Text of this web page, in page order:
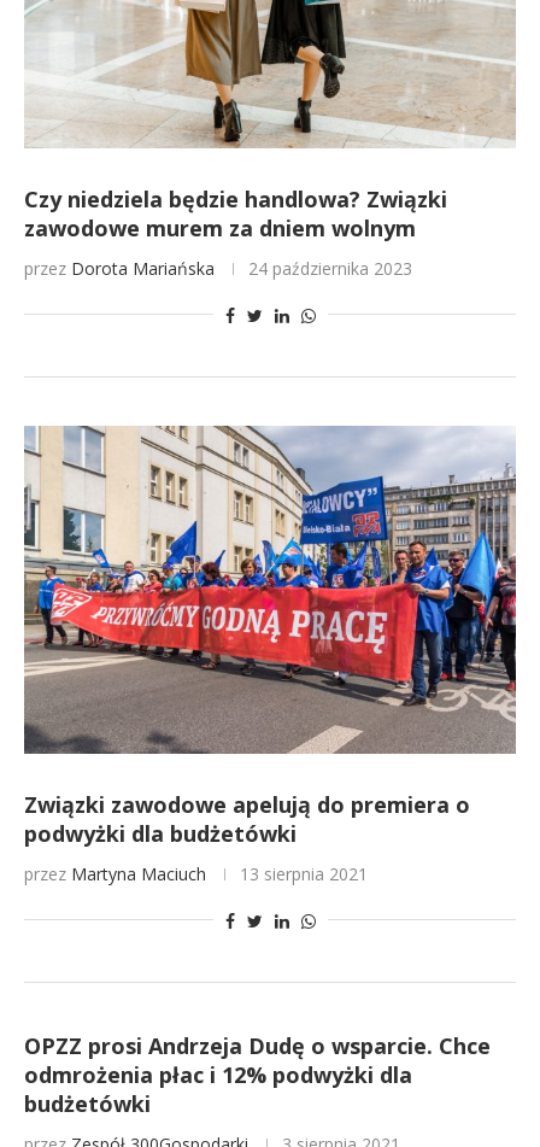
Czy niedziela będzie handlowa? Związki
zawodowe murem za dniem wolnym
przez Dorota Mariańska 24 października 2023
Związki zawodowe apelują do premiera o
podwyżki dla budżetówki
przez Martyna Maciuch 13 sierpnia 2021
OPZZ prosi Andrzeja Dudę o wsparcie. Chce
odmrożenia płac i 12% podwyżki dla
budżetówki